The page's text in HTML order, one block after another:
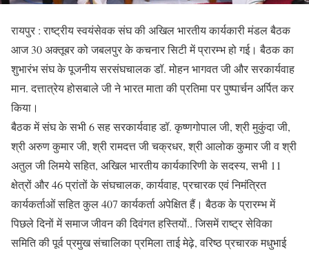
रायपुर : राष्ट्रीय स्वयंसेवक संघ की अखिल भारतीय कार्यकारी मंडल बैठक
आज 30 अक्तूबर को जबलपुर के कचनार सिटी में प्रारम्भ हो गई। बैठक का
शुभारंभ संघ के पूजनीय सरसंघचालक डॉ. मोहन भागवत जी और सरकार्यवाह
मान. दत्तात्रेय होसबाले जी ने भारत माता की प्रतिमा पर पुष्पार्चन अर्पित कर
किया।
बैठक में संघ के सभी 6 सह सरकार्यवाह डॉ. कृष्णगोपाल जी, श्री मुकुंदा जी,
श्री अरुण कुमार जी, श्री रामदत्त जी चक्रधर, श्री आलोक कुमार जी व श्री
अतुल जी लिमये सहित, अखिल भारतीय कार्यकारिणी के सदस्य, सभी 11
क्षेत्रों और 46 प्रांतों के संघचालक, कार्यवाह, प्रचारक एवं निमंत्रित
कार्यकर्ताओं सहित कुल 407 कार्यकर्ता अपेक्षित हैं। बैठक के प्रारम्भ में
पिछले दिनों में समाज जीवन की दिवंगत हस्तियों.. जिसमें राष्ट्र सेविका
समिति की पूर्व प्रमुख संचालिका प्रमिला ताई मेढ़े, वरिष्ठ प्रचारक मधुभाई